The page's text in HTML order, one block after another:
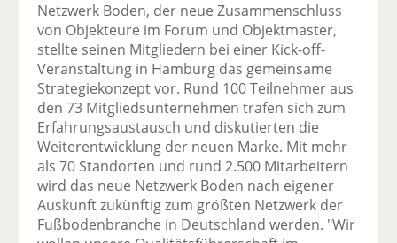
Netzwerk Boden, der neue Zusammenschluss
von Objekteure im Forum und Objektmaster,
stellte seinen Mitgliedern bei einer Kick-off-
Veranstaltung in Hamburg das gemeinsame
Strategiekonzept vor. Rund 100 Teilnehmer aus
den 73 Mitgliedsunternehmen trafen sich zum
Erfahrungsaustausch und diskutierten die
Weiterentwicklung der neuen Marke. Mit mehr
als 70 Standorten und rund 2.500 Mitarbeitern
wird das neue Netzwerk Boden nach eigener
Auskunft zukünftig zum größten Netzwerk der
Fußbodenbranche in Deutschland werden. "Wir